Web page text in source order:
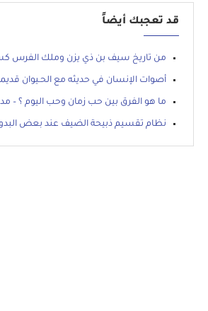
قد تعجبك أيضاً
من تاريخ سيف بن ذي يزن وملك الفرس
أصوات الإنسان في حديثه مع الحـيوان
ما هو الفرق بين حب زمان وحب اليوم ؟ –
نظام تقسيم ذبيحة الضيف عند بعض البدو